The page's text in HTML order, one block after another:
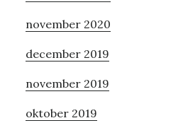
november 2020
december 2019
november 2019
oktober 2019